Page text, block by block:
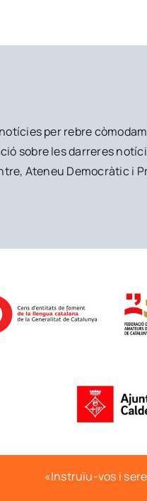
per rebre
sobre les darreres
Ateneu Democràtic i
«Instruïu-vos i